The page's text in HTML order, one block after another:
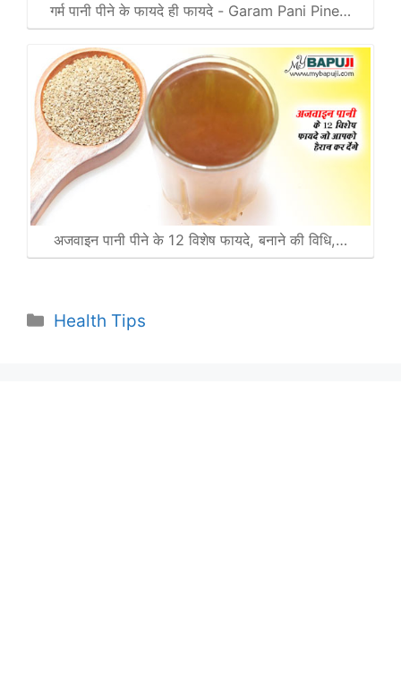
गर्म पानी पीने के फायदे ही फायदे - Garam Pani Pine…
अजवाइन पानी पीने के 12 विशेष फायदे, बनाने की विधि,…
Categories
Health Tips